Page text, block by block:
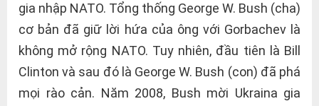
gia nhập NATO. Tổng thống George W. Bush (cha)
cơ bản đã giữ lời hứa của ông với Gorbachev là
không mở rộng NATO. Tuy nhiên, đầu tiên là Bill
Clinton và sau đó là George W. Bush (con) đã phá
mọi rào cản. Năm 2008, Bush mời Ukraina gia